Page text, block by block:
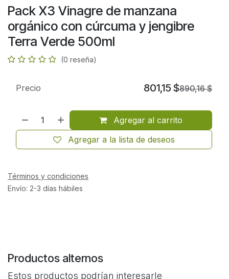
Pack X3 Vinagre de manzana
orgánico con cúrcuma y jengibre
Terra Verde 500ml
(0 reseña)
Agregar al carrito
Agregar a la lista de deseos
Precio 801,15 $890,16$
Términos y condiciones
Envío: 2-3 días hábiles
Productos alternos
Estos productos podrían interesarle